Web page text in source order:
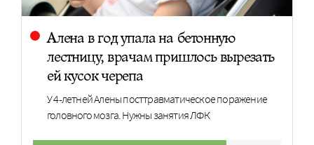
Алена в год упала на бетонную
лестницу, врачам пришлось вырезать
ей кусок черепа
У 4-летней Алены посттравматическое поражение
головного мозга. Нужны занятия ЛФК